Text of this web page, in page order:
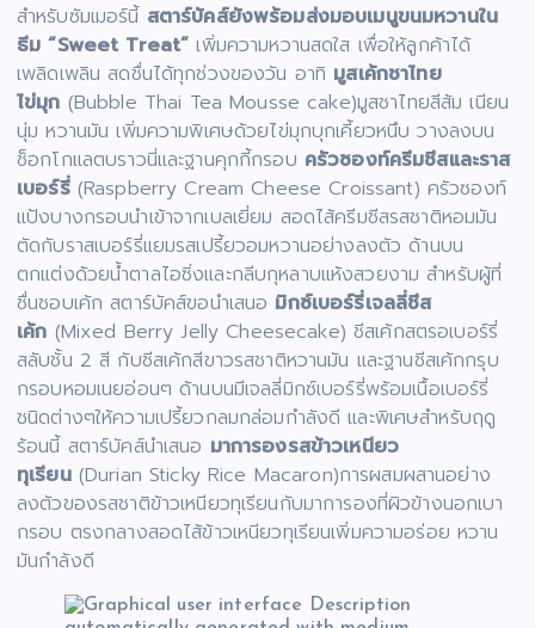
สำหรับซัมเมอร์นี้ สตาร์บัคส์ยังพร้อมส่งมอบเมนูขนมหวานใน
ธีม “Sweet Treat”เพิ่มความหวานสดใส เพื่อให้ลูกค้าได้
เพลิดเพลิน สดชื่นได้ทุกช่วงของวัน อาทิ มูสเค้กชาไทย
ไข่มุก (Bubble Thai Tea Mousse cake)มูสชาไทยสีส้ม เนียน
นุ่ม หวานมัน เพิ่มความพิเศษด้วยไข่มุกบุกเคี้ยวหนึบ วางลงบน
ช็อกโกแลตบราวนี่และฐานคุกกี้กรอบ ครัวซองท์ครีมชีสและราส
เบอร์รี่ (Raspberry Cream Cheese Croissant) ครัวซองท์
แป้งบางกรอบนำเข้าจากเบลเยี่ยม สอดไส้ครีมชีสรสชาติหอมมัน
ตัดกับราสเบอร์รี่แยมรสเปรี้ยวอมหวานอย่างลงตัว ด้านบน
ตกแต่งด้วยน้ำตาลไอซิ่งและกลีบกุหลาบแห้งสวยงาม สำหรับผู้ที่
ชื่นชอบเค้ก สตาร์บัคส์ขอนำเสนอ มิกซ์เบอร์รี่เจลลี่ชีส
เค้ก (Mixed Berry Jelly Cheesecake) ชีสเค้กสตรอเบอร์รี่
สลับชั้น 2 สี กับชีสเค้กสีขาวรสชาติหวานมัน และฐานชีสเค้กกรุบ
กรอบหอมเนยอ่อนๆ ด้านบนมีเจลลี่มิกซ์เบอร์รี่พร้อมเนื้อเบอร์รี่
ชนิดต่างๆให้ความเปรี้ยวกลมกล่อมกำลังดี และพิเศษสำหรับฤดู
ร้อนนี้ สตาร์บัคส์นำเสนอ มาการองรสข้าวเหนียว
ทุเรียน (Durian Sticky Rice Macaron)การผสมผสานอย่าง
ลงตัวของรสชาติข้าวเหนียวทุเรียนกับมาการองที่ผิวข้างนอกเบา
กรอบ ตรงกลางสอดไส้ข้าวเหนียวทุเรียนเพิ่มความอร่อย หวาน
มันกำลังดี